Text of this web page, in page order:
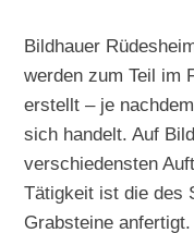
Bildhauer
werden zum Teil im
erstellt – je
sich handelt. Auf
verschiedensten
Tätigkeit ist die des
Grabsteine anfertigt.